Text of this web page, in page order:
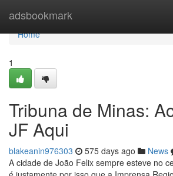
adsbookmark
Home
Home
1
Tribuna de Minas:
JF Aqui
blakeanin976303 575 days ago News
A cidade de João Felix sempre esteve no